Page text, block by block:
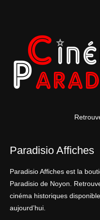
Paradisio Affiches
Paradisio Affiches est la
Paradisio de Noyon.
cinéma historiques
aujourd’hui.